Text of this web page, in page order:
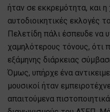
ήταν σε εκκρεμότητα, και
αυτοδιοικητικές εκλογές
Πελετίδη πάλι έσπευδε να
χαμηλότερους τόνους, ότι
εξάμηνης διάρκειας
Όμως, υπήρχε ένα
μουσικοί ήταν
απαιτούμενα